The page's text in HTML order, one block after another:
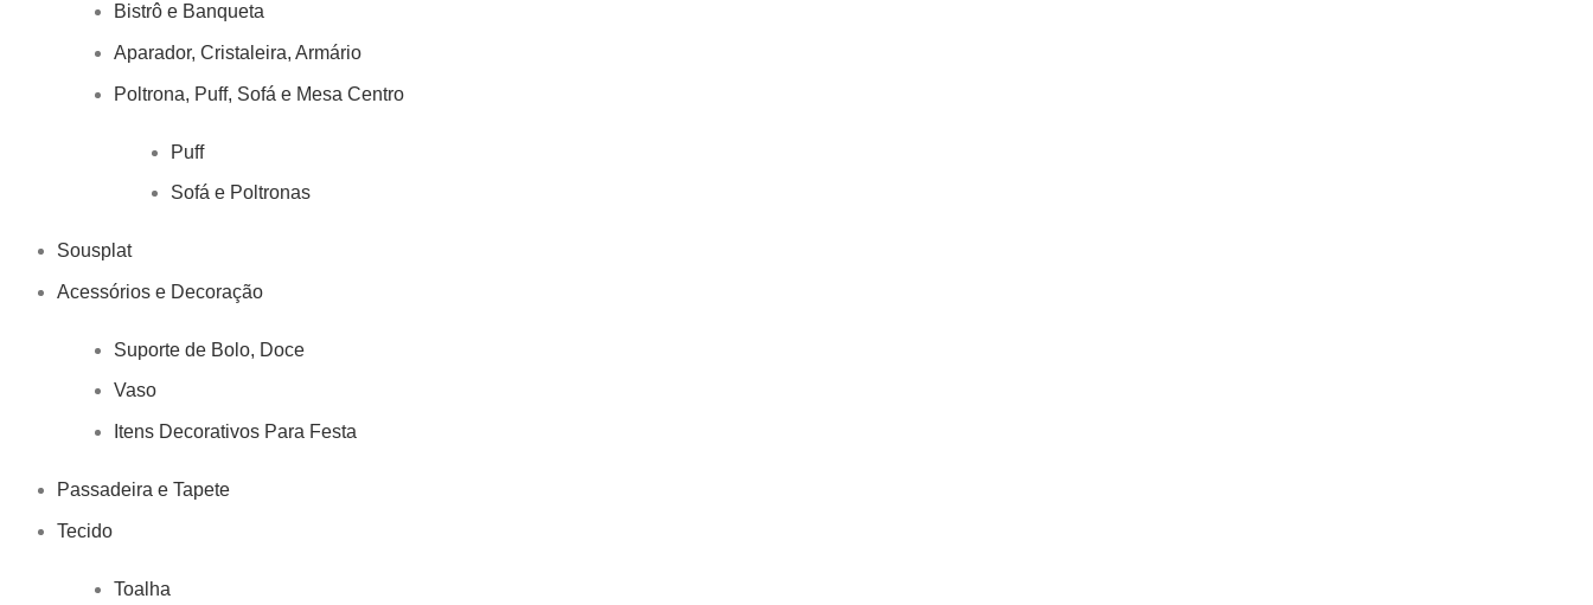
Bistrô e Banqueta
Aparador, Cristaleira, Armário
Poltrona, Puff, Sofá e Mesa Centro
Puff
Sofá e Poltronas
Sousplat
Acessórios e Decoração
Suporte de Bolo, Doce
Vaso
Itens Decorativos Para Festa
Passadeira e Tapete
Tecido
Toalha